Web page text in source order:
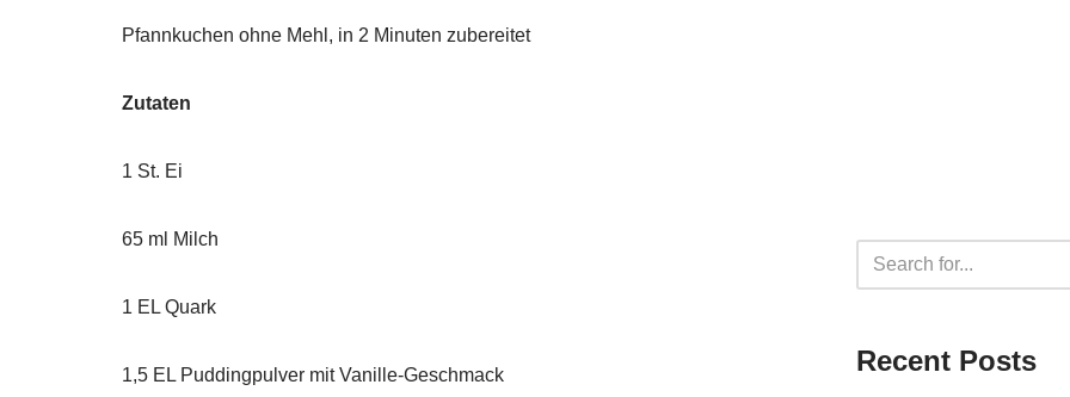
Pfannkuchen ohne Mehl, in 2 Minuten zubereitet
Zutaten
1 St. Ei
65 ml Milch
1 EL Quark
1,5 EL Puddingpulver mit Vanille-Geschmack Recent Posts